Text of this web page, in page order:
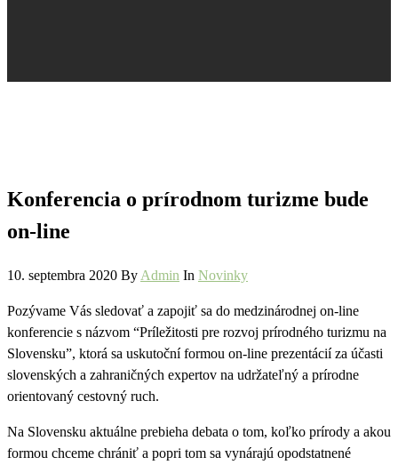
Konferencia o prírodnom turizme bude
on-line
10. septembra 2020 By Admin In Novinky
Pozývame Vás sledovať a zapojiť sa do medzinárodnej on-line
konferencie s názvom “Príležitosti pre rozvoj prírodného turizmu na
Slovensku”, ktorá sa uskutoční formou on-line prezentácií za účasti
slovenských a zahraničných expertov na udržateľný a prírodne
orientovaný cestovný ruch.
Na Slovensku aktuálne prebieha debata o tom, koľko prírody a akou
formou chceme chrániť a popri tom sa vynárajú opodstatnené